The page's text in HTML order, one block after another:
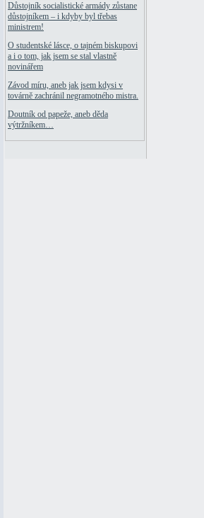
Důstojník socialistické armády zůstane
důstojníkem – i kdyby byl třebas
ministrem!
O studentské lásce, o tajném biskupovi
a i o tom, jak jsem se stal vlastně
novinářem
Závod míru, aneb jak jsem kdysi v
továrně zachránil negramotného mistra.
Doutník od papeže, aneb děda
výtržníkem…